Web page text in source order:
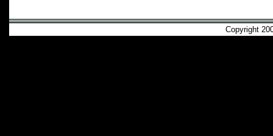
Copyright